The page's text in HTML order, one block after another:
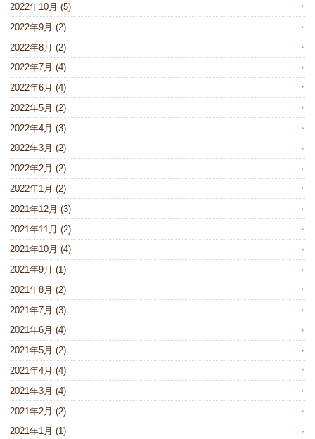
2022年10月 (5)
2022年9月 (2)
2022年8月 (2)
2022年7月 (4)
2022年6月 (4)
2022年5月 (2)
2022年4月 (3)
2022年3月 (2)
2022年2月 (2)
2022年1月 (2)
2021年12月 (3)
2021年11月 (2)
2021年10月 (4)
2021年9月 (1)
2021年8月 (2)
2021年7月 (3)
2021年6月 (4)
2021年5月 (2)
2021年4月 (4)
2021年3月 (4)
2021年2月 (2)
2021年1月 (1)